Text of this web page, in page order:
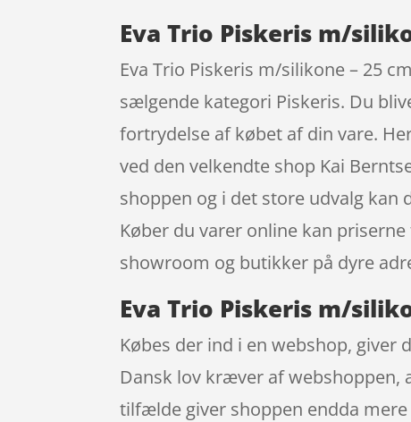
Eva Trio Piskeris m/
Eva Trio Piskeris m/silikone – 25
sælgende kategori Piskeris. Du
fortrydelse af købet af din vare.
ved den velkendte shop Kai
shoppen og i det store udvalg kan
Køber du varer online kan
showroom og butikker på dyre
Eva Trio Piskeris m/
Købes der ind i en webshop,
Dansk lov kræver af webshoppen,
tilfælde giver shoppen endda